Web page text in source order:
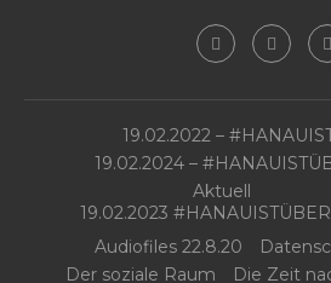
19.02.2022 –
19.02.2024 –
Aktuell
19.02.2023
Audiofiles 22.8.20
Der soziale Raum
Die Zeit